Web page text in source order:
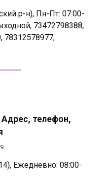
р-н), Пн-Пт: 07:00-
73472798388,
78312578977,
телефон,
Ежедневно: 08:00-